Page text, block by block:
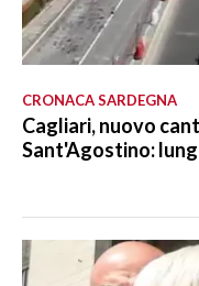
CRONACA SARDEGNA
Cagliari, nuovo
Sant'Agostino: